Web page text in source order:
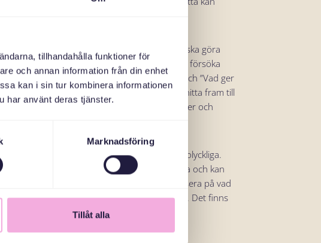
tillhandahålla funktioner för
och annan information från din enhet
kan i sin tur kombinera informationen
har använt deras tjänster.
Marknadsföring
Tillåt alla
också vara till stor hjälp. När du vet vad du ska göra
Nataliia betonar också vikten av att försöka
Ställ dig själv frågor som ”Vad känner jag?” och ”Vad ger
“Vad kan jag påverka?”, för att hjälpa dig att hitta fram till
upp och försök vara i nuet och hitta stunder och
viktigt. Strävan efter lycka gör oss ofta istället olyckliga.
likaså. Att hitta sin egen väg kan motverka detta och kan
oavsett känslor eller vad andra gör. Fokusera på vad
dina mål, både långsiktiga och kortsiktiga. Det finns
om vad som känns rätt för dig.